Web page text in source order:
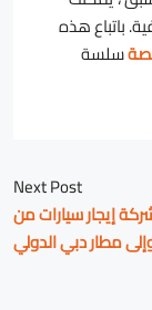
باتباع هذه
سلسة
Next Post
إيجار سيارات من
مطار دبي الدولي